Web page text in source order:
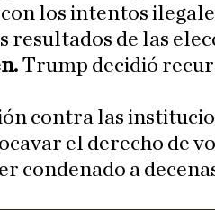
los intentos
de las
Trump decidió
contra las
el derecho de
condenado a